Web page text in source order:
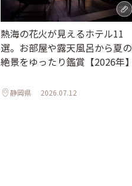
熱海の花火が見えるホテル11
選。お部屋や露天風呂から夏の
絶景をゆったり鑑賞【2026年】
静岡県 2026.07.12